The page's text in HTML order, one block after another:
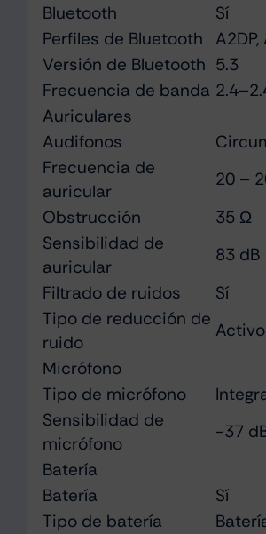
Bluetooth
Sí
Perfiles de Bluetooth
A2DP,
Versión de Bluetooth 5.3
Frecuencia de banda
Auriculares
Audifonos
Frecuencia de
auricular
20 –
Obstrucción
35 Ω
Sensibilidad de
auricular
83 dB
Filtrado de ruidos
Sí
Tipo de reducción de
ruido
Activo
Micrófono
Tipo de micrófono
Sensibilidad de
micrófono
-37
Batería
Batería
Sí
Tipo de batería